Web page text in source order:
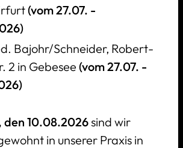
info@hausarzt-erfurt.de
(vom 27.07. -
Bajohr/Schneider, Robert-
2 in Gebesee (vom 27.07. -
10.08.2026sind wir
in unserer Praxis in